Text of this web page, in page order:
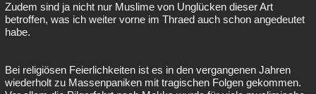
Zudem sind ja nicht nur Muslime von Unglücken dieser Art
betroffen, was ich weiter vorne im Thraed auch schon angedeutet
habe.
Bei religiösen Feierlichkeiten ist es in den vergangenen Jahren
wiederholt zu Massenpaniken mit tragischen Folgen gekommen.